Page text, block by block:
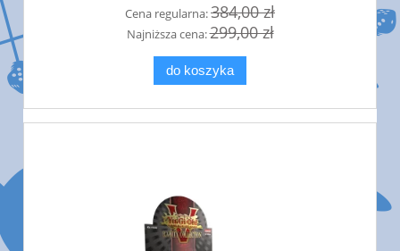
Cena regularna:384,00 zł
Najniższa cena:299,00 zł
do koszyka